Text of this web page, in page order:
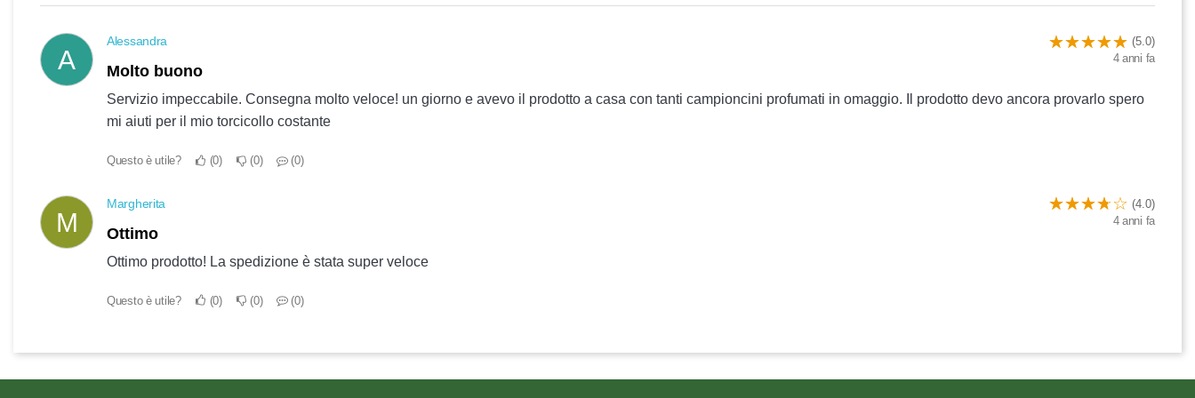
A
Alessandra
(5.0)
4 anni fa
Molto buono
Servizio impeccabile. Consegna molto veloce! un giorno e avevo il prodotto a casa con tanti campioncini profumati in omaggio. Il prodotto devo ancora provarlo spero
mi aiuti per il mio torcicollo costante
Questo è utile? 0 0 0
M
Margherita
(4.0)
4 anni fa
Ottimo
Ottimo prodotto! La spedizione è stata super veloce
Questo è utile? 0 0 0